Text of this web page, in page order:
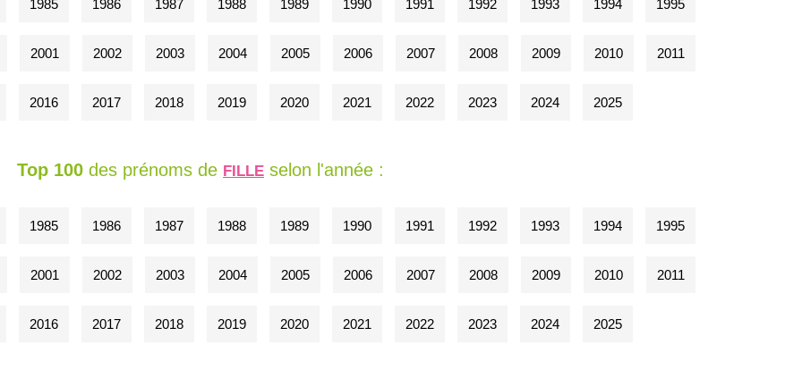
1985 1986 1987 1988 1989 1990 1991 1992 1993 1994 1995
2001 2002 2003 2004 2005 2006 2007 2008 2009 2010 2011
2016 2017 2018 2019 2020 2021 2022 2023 2024 2025
Top 100 des prénoms de FILLE selon l'année :
1985 1986 1987 1988 1989 1990 1991 1992 1993 1994 1995
2001 2002 2003 2004 2005 2006 2007 2008 2009 2010 2011
2016 2017 2018 2019 2020 2021 2022 2023 2024 2025